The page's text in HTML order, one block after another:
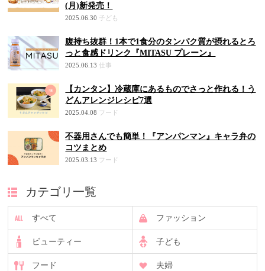
(月)新発売！
2025.06.30 子ども
腹持ち抜群！1本で1食分のタンパク質が摂れるとろ
っと食感ドリンク『MITASU プレーン』
2025.06.13 仕事
【カンタン】冷蔵庫にあるものでさっと作れる！う
どんアレンジレシピ7選
2025.04.08 フード
不器用さんでも簡単！『アンパンマン』キャラ弁の
コツまとめ
2025.03.13 フード
カテゴリ一覧
すべて ファッション
ビューティー 子ども
フード 夫婦